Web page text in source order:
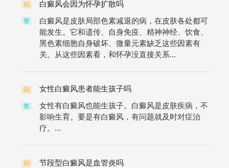
问 白癜风会因为怀孕扩散吗
答
白癜风是皮肤局部色素减退的病，在皮肤各处都可
能发生。它和遗传、自身免疫、精神神经、饮食、
黑色素细胞自身破坏、微量元素缺乏这些因素有
关。从这些因素看，和怀孕没直接关系...
问 女性白癜风患者能生孩子吗
答
女性有白癜风也能生孩子。白癜风是皮肤疾病，不
影响生育。要是有白癜风，有问题就及时对症治
疗。...
问 节段型白癜风是血管炎吗